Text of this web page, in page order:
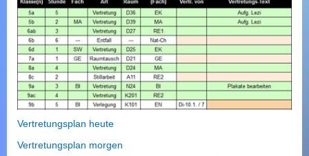
Vertretungsplan heute
Vertretungsplan morgen